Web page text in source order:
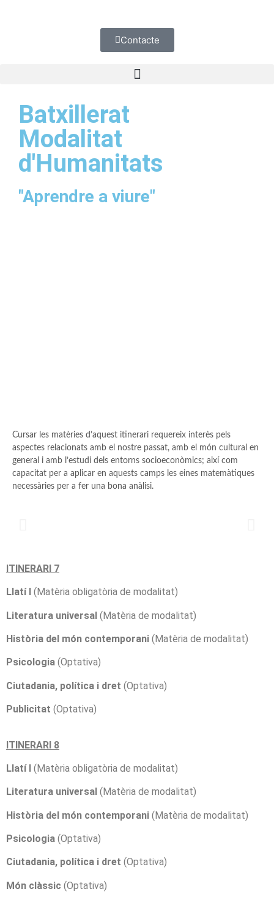
Contacte
Batxillerat
Modalitat
d'Humanitats
"Aprendre a viure"
Cursar les matèries d’aquest itinerari requereix interès pels
aspectes relacionats amb el nostre passat, amb el món cultural en
general i amb l’estudi dels entorns socioeconòmics; així com
capacitat per a aplicar en aquests camps les eines matemàtiques
necessàries per a fer una bona anàlisi.
ITINERARI 7
Llatí I (Matèria obligatòria de modalitat)
Literatura universal (Matèria de modalitat)
Història del món contemporani (Matèria de modalitat)
Psicologia (Optativa)
Ciutadania, política i dret (Optativa)
Publicitat (Optativa)
ITINERARI 8
Llatí I (Matèria obligatòria de modalitat)
Literatura universal (Matèria de modalitat)
Història del món contemporani (Matèria de modalitat)
Psicologia (Optativa)
Ciutadania, política i dret (Optativa)
Món clàssic (Optativa)